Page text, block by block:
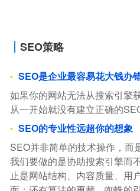
SEO策略
SEO是企业最容易花大钱办
如果你的网站无法从搜索引擎
从一开始就没有建立正确的
SEO的专业性远超你的想象
SEO并非简单的技术操作，而
我们要做的是协助搜索引擎而
止是网站结构、内容质量、用